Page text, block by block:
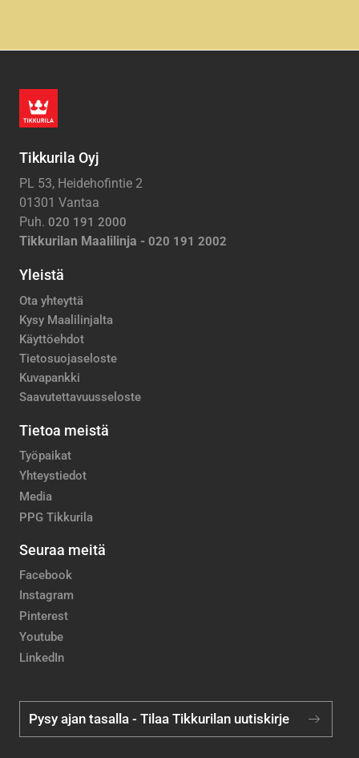
Tikkurila Oyj
PL 53, Heidehofintie 2
01301 Vantaa
Puh. 020 191 2000
Tikkurilan Maalilinja - 020 191 2002
Yleistä
Ota yhteyttä
Kysy Maalilinjalta
Käyttöehdot
Tietosuojaseloste
Kuvapankki
Saavutettavuusseloste
Tietoa meistä
Työpaikat
Yhteystiedot
Media
PPG Tikkurila
Seuraa meitä
Facebook
Instagram
Pinterest
Youtube
LinkedIn
Pysy ajan tasalla - Tilaa Tikkurilan uutiskirje